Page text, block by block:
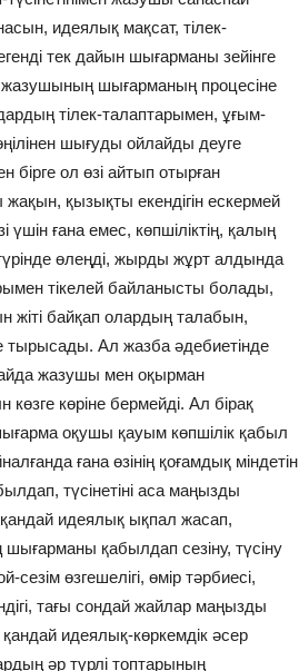
идеялық мақсат, тілек-
тек дайын шығарманы зейінге
шығарманың процесіне
тілек-талаптарымен, ұғым-
шығуды ойлайды деуге
ол өзі айтып отырған
қызықты екендігін ескермей
ғана емес, көпшіліктің, қалың
өлеңді, жырды жұрт алдында
тікелей байланысты болады,
байқап олардың талабын,
тырысады. Ал жазба әдебиетінде
жазушы мен оқырман
көріне бермейді. Ал бірақ
оқушы қауым көпшілік қабыл
ғана өзінің қоғамдық міндетін
түсінетіні аса маңызды
идеялық ықпал жасап,
қабылдап сезіну, түсіну
өзгешелігі, өмір тәрбиесі,
тағы сондай жайлар маңызды
идеялық-көркемдік әсер
әр түрлі топтарының